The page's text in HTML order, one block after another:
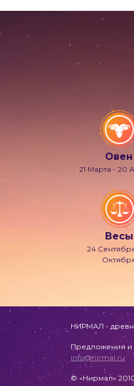
Овен
21 Марта - 20
Весы
24
НИРМАЛ -
Предложения и
info@nirmal.ru
© «Нирмал»